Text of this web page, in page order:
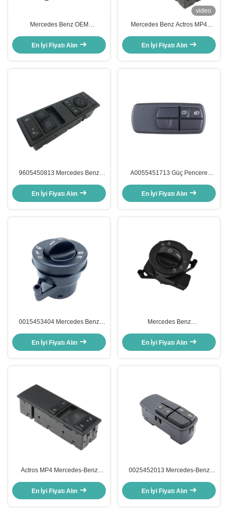
Mercedes Benz OEM
A0045401805 için kamyon
penceresi anahtarı
En İyi Fiyatı Alın
video
Mercedes Benz Actros MP4
penceresi anahtarı OEM
A9605451013
En İyi Fiyatı Alın
9605450813 Mercedes Benz
için elektrikli güç anahtarı
En İyi Fiyatı Alın
A0055451713 Güç Pencere
Kamyon OEM A0035450113
A0025450113
En İyi Fiyatı Alın
0015453404 Mercedes Benz
En İyi Fiyatı Alın
Mercedes Benz
9435451014 için kamyon farı
En İyi Fiyatı Alın
Actros MP4 Mercedes-Benz
9605450913 için elektrikli
En İyi Fiyatı Alın
0025452013 Mercedes-Benz
anahtarı A0025452013
En İyi Fiyatı Alın